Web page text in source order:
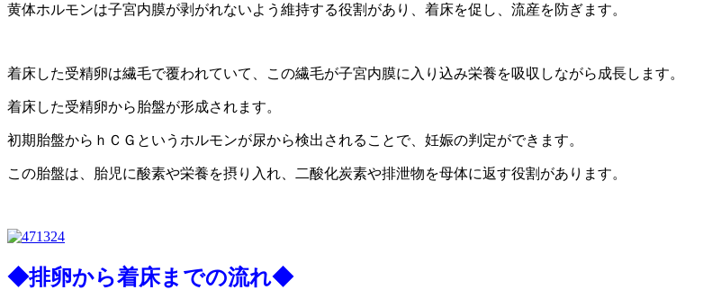
黄体ホルモンは子宮内膜が剥がれないよう維持する役割があり、着床を促し、流産を防ぎます。
着床した受精卵は繊毛で覆われていて、この繊毛が子宮内膜に入り込み栄養を吸収しながら成長します。
着床した受精卵から胎盤が形成されます。
初期胎盤からｈＣＧというホルモンが尿から検出されることで、妊娠の判定ができます。
この胎盤は、胎児に酸素や栄養を摂り入れ、二酸化炭素や排泄物を母体に返す役割があります。
◆排卵から着床までの流れ◆